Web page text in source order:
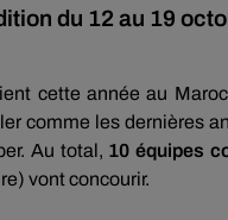
du 12 au 19
cette année au Maroc
comme les dernières
Au total, 10 équipes
vont concourir.